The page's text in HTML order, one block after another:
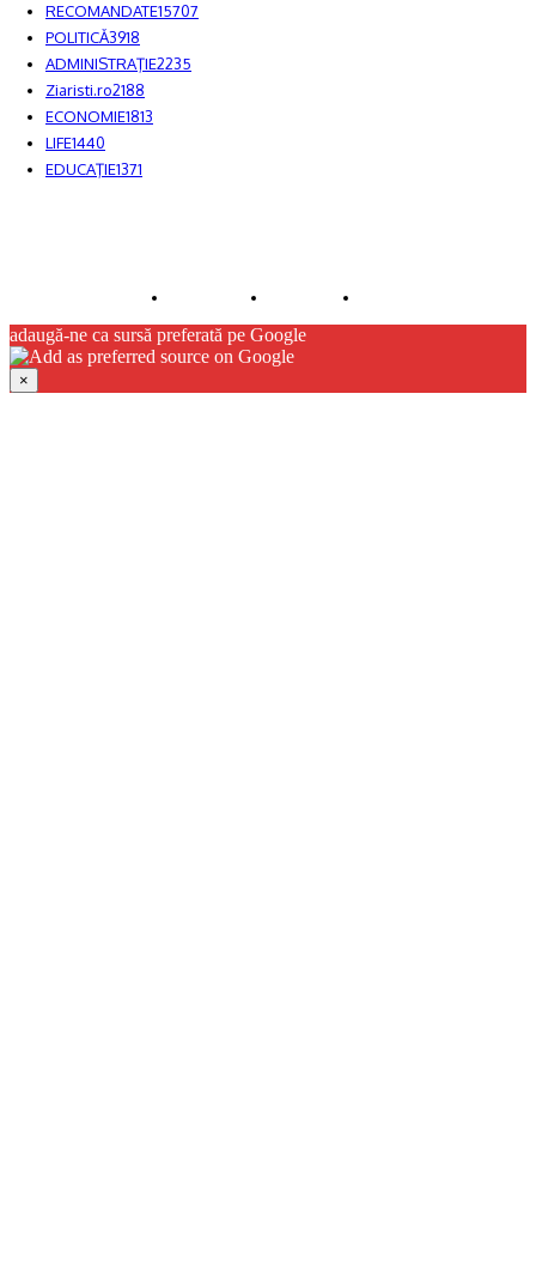
RECOMANDATE15707
POLITICĂ3918
ADMINISTRAŢIE2235
Ziaristi.ro2188
ECONOMIE1813
LIFE1440
EDUCAŢIE1371
adaugă-ne ca sursă preferată pe Google
×